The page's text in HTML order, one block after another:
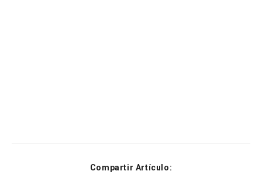
Compartir Artículo: